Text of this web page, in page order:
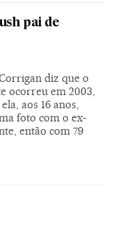
pai de
diz que o
ocorreu em 2003,
aos 16 anos,
foto com o ex-
então com 79